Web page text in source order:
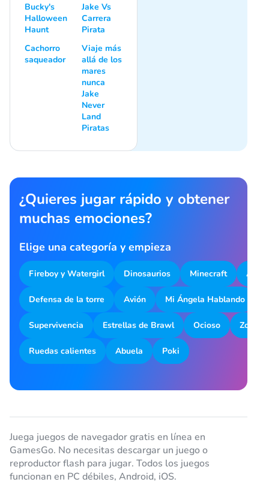
Bucky's
Halloween
Haunt
Jake Vs
Carrera
Pirata
Cachorro
saqueador
Viaje más
allá de los
mares
nunca
Jake
Never
Land
Piratas
¿Quieres jugar rápido y obtener
muchas emociones?
Elige una categoría y empieza
Fireboy y Watergirl Dinosaurios Minecraft
Defensa de la torre Avión Mi Ángela Hablando
Supervivencia Estrellas de Brawl Ocioso
Ruedas calientes Abuela Poki
Juega juegos de navegador gratis en línea en
GamesGo. No necesitas descargar un juego o
reproductor flash para jugar. Todos los juegos
funcionan en PC débiles, Android, iOS.